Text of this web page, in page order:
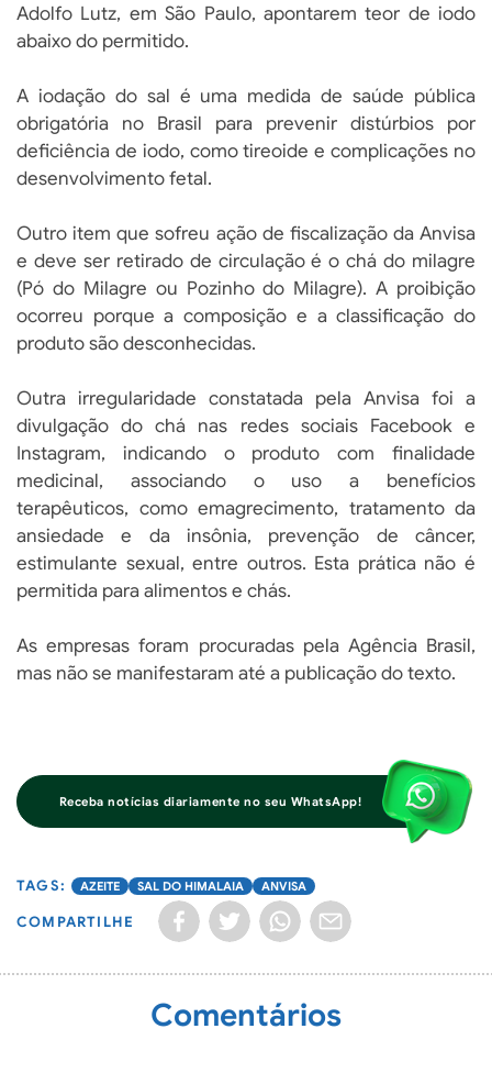
Adolfo Lutz, em São Paulo, apontarem teor de iodo
abaixo do permitido.
A iodação do sal é uma medida de saúde pública
obrigatória no Brasil para prevenir distúrbios por
deficiência de iodo, como tireoide e complicações no
desenvolvimento fetal.
Outro item que sofreu ação de fiscalização da Anvisa
e deve ser retirado de circulação é o chá do milagre
(Pó do Milagre ou Pozinho do Milagre). A proibição
ocorreu porque a composição e a classificação do
produto são desconhecidas.
Outra irregularidade constatada pela Anvisa foi a
divulgação do chá nas redes sociais Facebook e
Instagram, indicando o produto com finalidade
medicinal, associando o uso a benefícios
terapêuticos, como emagrecimento, tratamento da
ansiedade e da insônia, prevenção de câncer,
estimulante sexual, entre outros. Esta prática não é
permitida para alimentos e chás.
As empresas foram procuradas pela Agência Brasil,
mas não se manifestaram até a publicação do texto.
Receba notícias diariamente no seu WhatsApp!
AZEITE SAL DO HIMALAIA ANVISA
COMPARTILHE
Comentários